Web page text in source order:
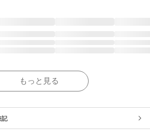
もっと見る
記